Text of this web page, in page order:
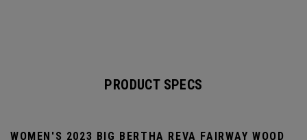
PRODUCT SPECS
WOMEN'S 2023 BIG BERTHA REVA FAIRWAY WOOD